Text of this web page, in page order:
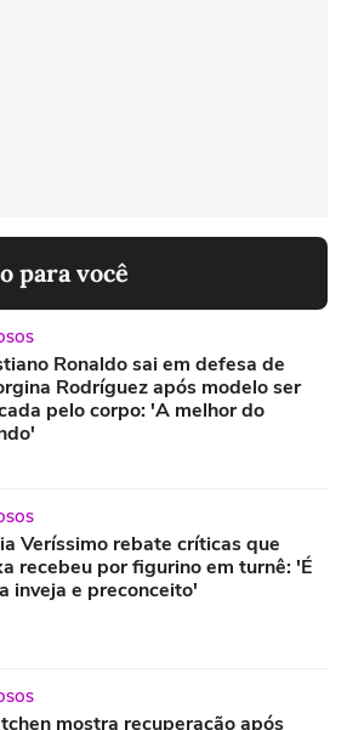
para você
Ronaldo sai em defesa de
Rodríguez após modelo ser
pelo corpo: 'A melhor do
Veríssimo rebate críticas que
recebeu por figurino em turnê: 'É
inveja e preconceito'
mostra recuperação após